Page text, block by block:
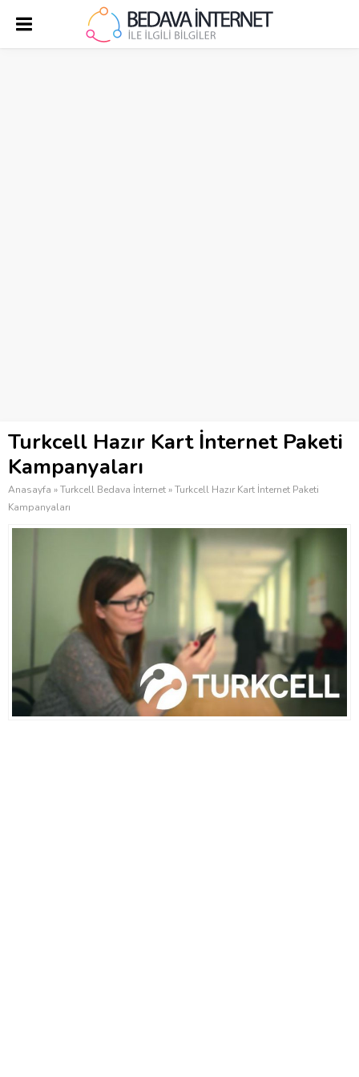
Turkcell Hazır Kart İnternet Paketi
Kampanyaları
Anasayfa »Turkcell Bedava İnternet»Turkcell Hazır Kart İnternet Paketi
Kampanyaları